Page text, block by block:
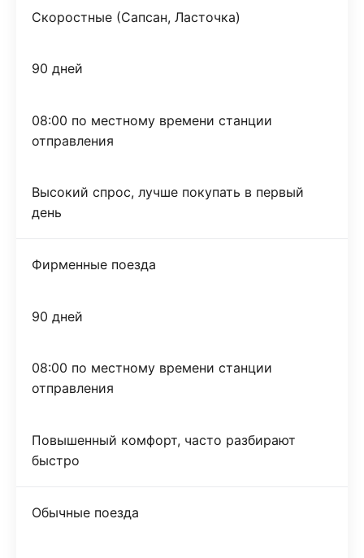
Скоростные (Сапсан, Ласточка)
90 дней
08:00 по местному времени станции
отправления
Высокий спрос, лучше покупать в первый
день
Фирменные поезда
90 дней
08:00 по местному времени станции
отправления
Повышенный комфорт, часто разбирают
быстро
Обычные поезда